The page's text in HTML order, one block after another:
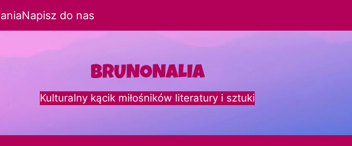
Napisz do nas
Kulturalny kącik miłośników literatury i sztuki